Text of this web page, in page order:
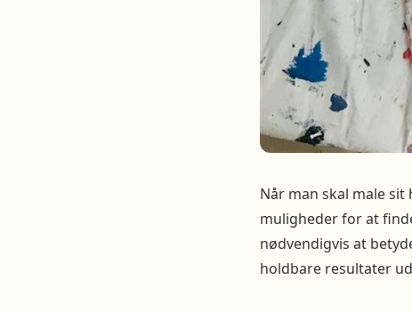
Når man skal male
muligheder for at
nødvendigvis at
holdbare resultater